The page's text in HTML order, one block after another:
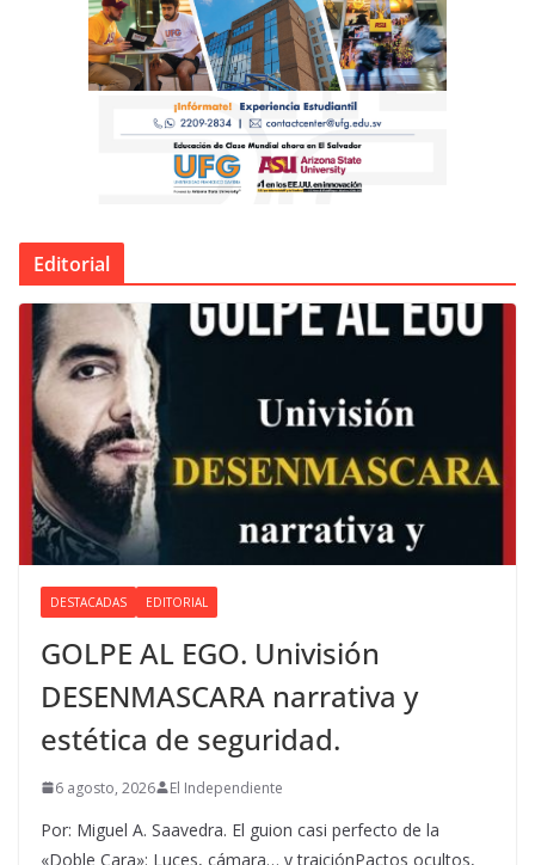
Editorial
DESTACADAS EDITORIAL
GOLPE AL EGO. Univisión
DESENMASCARA narrativa y
estética de seguridad.
6 agosto, 2026 El Independiente
Por: Miguel A. Saavedra. El guion casi perfecto de la
«Doble Cara»: Luces, cámara… y traiciónPactos ocultos,